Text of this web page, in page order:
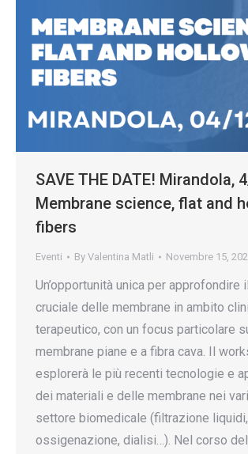
SAVE THE DATE! Mirandola,
Membrane science, flat and
fibers
Eventi By Valentina Matli Novembre 15,
Un’opportunità unica per approfondire
cruciale delle membrane in ambito
terapeutico, con un focus particolare
membrane piane e a fibra cava. Il
esplorerà le più recenti tecnologie e
dei materiali e delle membrane nei
settore biomedicale (filtrazione liquidi,
ossigenazione, dialisi…). Nel corso